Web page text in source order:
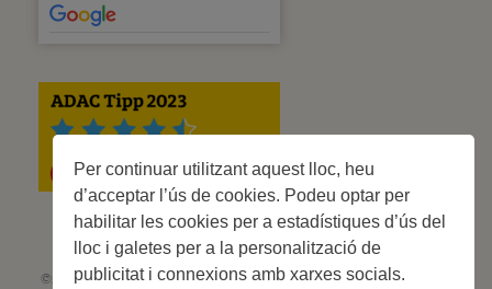
Per continuar utilitzant aquest lloc, heu
d’acceptar l’ús de cookies. Podeu optar per
habilitar les cookies per a estadístiques d’ús del
lloc i galetes per a la personalització de
publicitat i connexions amb xarxes socials.
©2023 Les Criques de Porteils | SIRET: 539 925 636 00026 - Classement 5